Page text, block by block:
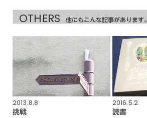
OTHERS 他にもこんな記事があります。
2013.8.8
挑戦
2016.5.2
読書